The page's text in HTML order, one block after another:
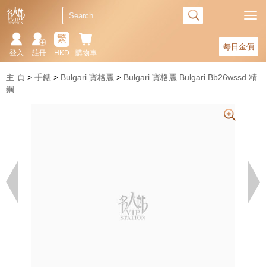
每日金價
購物車
繁
HKD
註冊
登入
主 頁 手錶 Bulgari 寶格麗
Bulgari 寶格麗 Bulgari Bb26wssd 精
鋼